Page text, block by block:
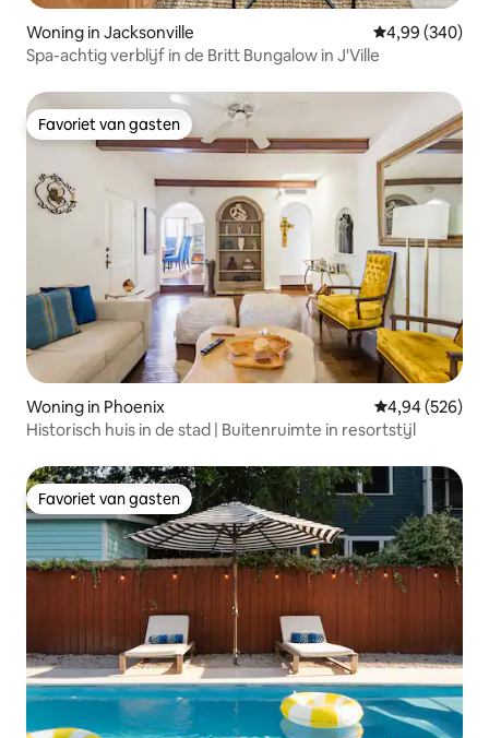
Woning in Jacksonville Gemiddelde
4,99 (340)
Spa-achtig verblijf in de Britt Bungalow in J'Ville
Favoriet van gasten
Favoriet van gasten
Woning in Phoenix Gemiddelde
4,94 (526)
Historisch huis in de stad | Buitenruimte in resortstijl
Favoriet van gasten
Favoriet van gasten